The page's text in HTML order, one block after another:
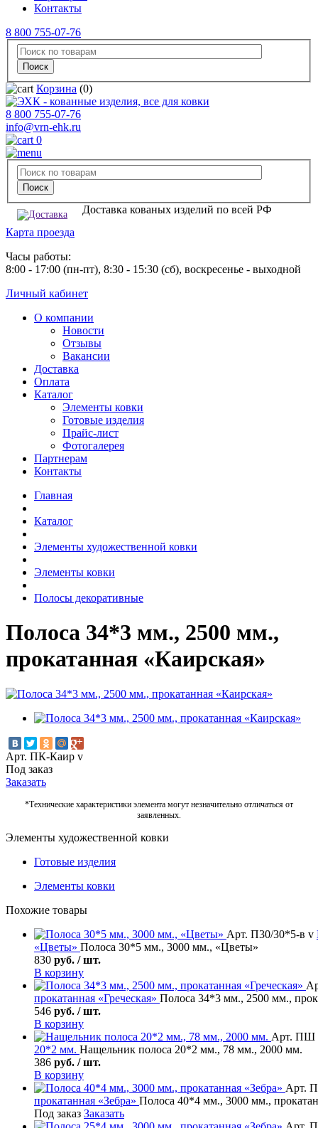
Контакты
8 800 755-07-76
Корзина (0)
8 800 755-07-76
info@vrn-ehk.ru
0
Доставка кованых изделий по всей РФ
Карта проезда
Часы работы:
8:00 - 17:00 (пн-пт), 8:30 - 15:30 (сб), воскресенье - выходной
Личный кабинет
О компании
Новости
Отзывы
Вакансии
Доставка
Оплата
Каталог
Элементы ковки
Готовые изделия
Прайс-лист
Фотогалерея
Партнерам
Контакты
Главная
Каталог
Элементы художественной ковки
Элементы ковки
Полосы декоративные
Полоса 34*3 мм., 2500 мм.,
прокатанная «Каирская»
Арт. ПК-Каир v
Под заказ
Заказать
*Технические характеристики элемента могут незначительно отличаться от
заявленных.
Элементы художественной ковки
Готовые изделия
Элементы ковки
Похожие товары
Арт. П30/30*5-в v
«Цветы» Полоса 30*5 мм., 3000 мм., «Цветы»
830 руб. / шт.
В корзину
прокатанная «Греческая» Полоса 34*3 мм., 2500 мм.,
546 руб. / шт.
В корзину
Арт. ПШ
20*2 мм. Нащельник полоса 20*2 мм., 78 мм., 2000 мм.
386 руб. / шт.
В корзину
Арт.
прокатанная «Зебра» Полоса 40*4 мм., 3000 мм.,
Под заказ Заказать